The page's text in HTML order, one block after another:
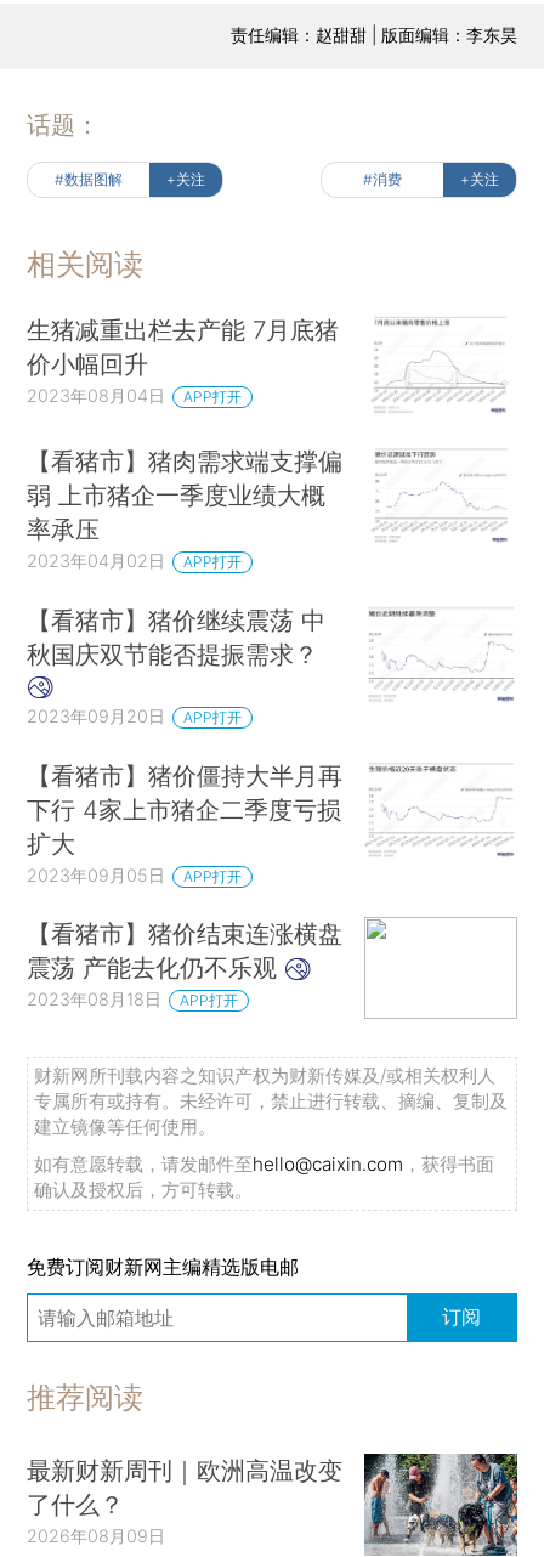
责任编辑：赵甜甜 | 版面编辑：李东昊
话题：
#数据图解 +关注 #消费 +关注
相关阅读
生猪减重出栏去产能 7月底猪
价小幅回升
2023年08月04日 APP打开
【看猪市】猪肉需求端支撑偏
弱 上市猪企一季度业绩大概
率承压
2023年04月02日 APP打开
【看猪市】猪价继续震荡 中
秋国庆双节能否提振需求？
2023年09月20日 APP打开
【看猪市】猪价僵持大半月再
下行 4家上市猪企二季度亏损
扩大
2023年09月05日 APP打开
【看猪市】猪价结束连涨横盘
震荡 产能去化仍不乐观
2023年08月18日 APP打开
财新网所刊载内容之知识产权为财新传媒及/或相关权利人
专属所有或持有。未经许可，禁止进行转载、摘编、复制及
建立镜像等任何使用。
如有意愿转载，请发邮件至hello@caixin.com ，获得书面
确认及授权后，方可转载。
免费订阅财新网主编精选版电邮
订阅
推荐阅读
最新财新周刊｜欧洲高温改变
了什么？
2026年08月09日